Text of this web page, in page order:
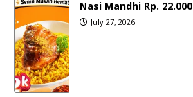
Nasi Mandhi Rp. 22.000
July 27, 2026